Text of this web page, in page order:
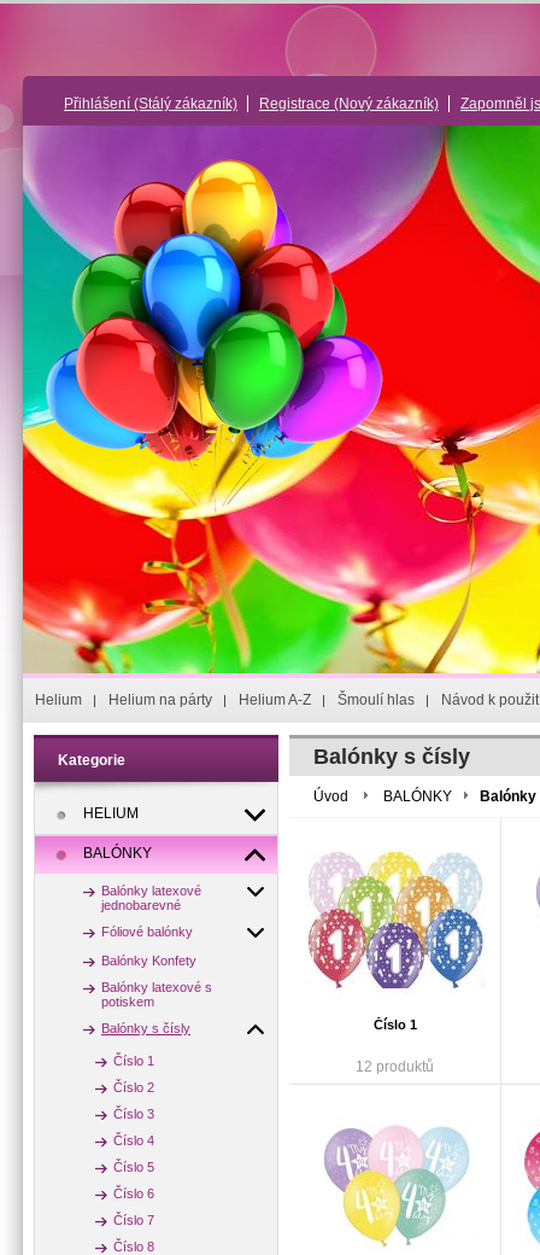
Přihlášení (Stálý zákazník) Registrace (Nový zákazník) Zapomněl
Helium Helium na párty Helium A-Z Šmoulí hlas Návod k
Kategorie
HELIUM
BALÓNKY
Balónky latexové
jednobarevné
Fóliové balónky
Balónky Konfety
Balónky latexové s
potiskem
Balónky s čísly
Číslo 1
Číslo 2
Číslo 3
Číslo 4
Číslo 5
Číslo 6
Číslo 7
Číslo 8
Balónky s čísly
Úvod BALÓNKY
Číslo 1
12 produktů